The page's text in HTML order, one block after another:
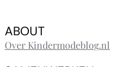
ABOUT
Over Kindermodeblog.nl